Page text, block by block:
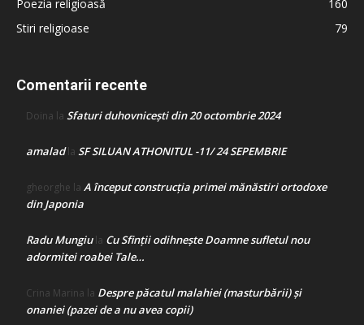
Poezia religioasă
160
Stiri religioase
79
Comentarii recente
Doina la Sfaturi duhovnicești din 20 octombrie 2024
amaladla SF SILUAN ATHONITUL -11/ 24 SEPEMBRIE
gheorghe la A început construcţia primei mănăstiri ortodoxe
din Japonia
Radu Mungiula Cu Sfinții odihnește Doamne sufletul nou
adormitei roabei Tale…
Crina Marina la Despre păcatul malahiei (masturbării) şi
onaniei (pazei de a nu avea copii)